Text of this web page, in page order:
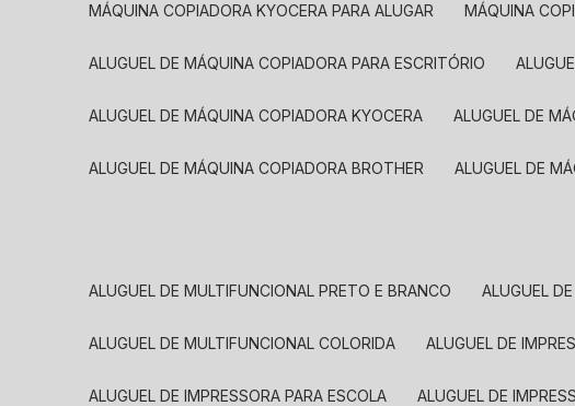
MÁQUINA COPIADORA KYOCERA PARA ALUGAR MÁQUINA
ALUGUEL DE MÁQUINA COPIADORA PARA ESCRITÓRIO
ALUGUEL DE MÁQUINA COPIADORA KYOCERA ALUGUEL DE
ALUGUEL DE MÁQUINA COPIADORA BROTHER ALUGUEL DE
ALUGUEL DE MULTIFUNCIONAL PRETO E BRANCO ALUGUEL
ALUGUEL DE MULTIFUNCIONAL COLORIDA ALUGUEL DE
ALUGUEL DE IMPRESSORA PARA ESCOLA ALUGUEL DE